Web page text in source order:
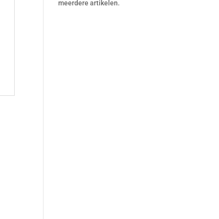
meerdere artikelen.